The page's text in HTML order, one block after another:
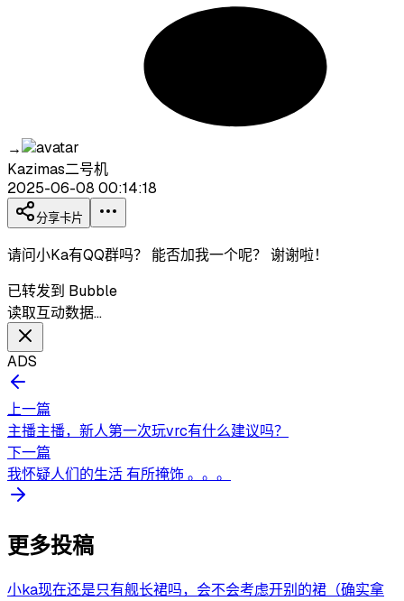
→
Kazimas二号机
2025-06-08 00:14:18
分享卡片
请问小Ka有QQ群吗？ 能否加我一个呢？ 谢谢啦！
已转发到 Bubble
读取互动数据…
ADS
上一篇
主播主播，新人第一次玩vrc有什么建议吗？
下一篇
我怀疑人们的生活 有所掩饰 。。。
更多投稿
小ka现在还是只有舰长裙吗，会不会考虑开别的裙（确实拿